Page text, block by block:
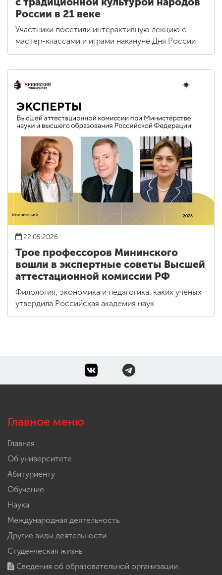
России в 21 веке
Участники посетили интерактивную лекцию с
мастер-классами и играми накануне Дня России
22.05.2026
Трое профессоров Мининского
вошли в экспертные советы Высшей
аттестационной комиссии РФ
Филология, экономика и педагогика: каких ученых
утвердила Российская академия наук
Главное меню
Главная
Об университете
Абитуриенту
Обучение
Наука
Международная деятельность
Другие виды деятельности
Студенческая жизнь
Сведения об образовательной организации